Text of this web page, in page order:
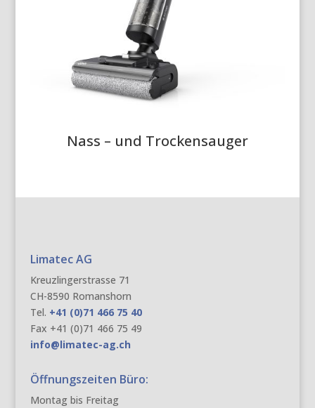
Nass – und Trockensauger
Limatec AG
Kreuzlingerstrasse 71
CH-8590 Romanshorn
Tel. +41 (0)71 466 75 40
Fax +41 (0)71 466 75 49
info@limatec-ag.ch
Öffnungszeiten Büro:
Montag bis Freitag